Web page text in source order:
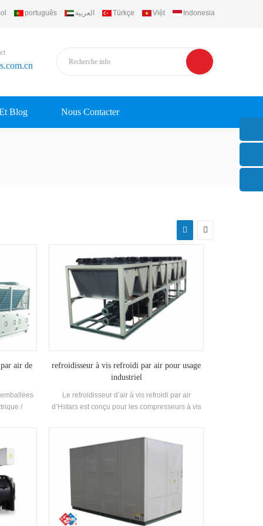
português العربية Türkçe Việt Indonesia
Blog Nous Contacter
air de
/
protection
la
refroidisseur à vis refroidi par air pour usage
industriel
Le refroidisseur d’air à vis refroidi par air
d’Hstars est conçu pour les compresseurs à vis
pour les clients à usage industriel. haute qualité
avec une utilisation facile.